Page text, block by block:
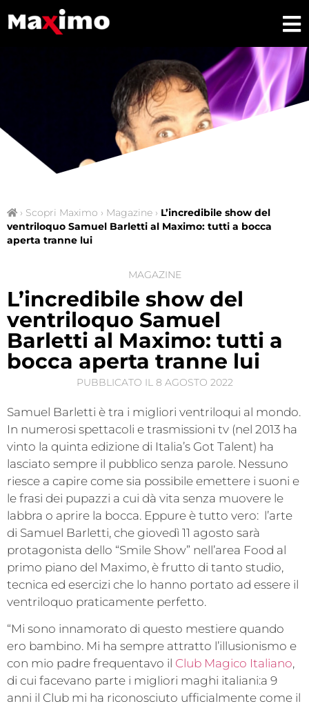
› Scopri Maximo › Magazine › L’incredibile show del
ventriloquo Samuel Barletti al Maximo: tutti a bocca
aperta tranne lui
MAGAZINE
L’incredibile show del
ventriloquo Samuel
Barletti al Maximo: tutti a
bocca aperta tranne lui
PUBBLICATO IL 8 AGOSTO 2022
Samuel Barletti è tra i migliori ventriloqui al mondo.
In numerosi spettacoli e trasmissioni tv (nel 2013 ha
vinto la quinta edizione di Italia’s Got Talent) ha
lasciato sempre il pubblico senza parole. Nessuno
riesce a capire come sia possibile emettere i suoni e
le frasi dei pupazzi a cui dà vita senza muovere le
labbra o aprire la bocca. Eppure è tutto vero: l’arte
di Samuel Barletti, che giovedì 11 agosto sarà
protagonista dello “Smile Show” nell’area Food al
primo piano del Maximo, è frutto di tanto studio,
tecnica ed esercizi che lo hanno portato ad essere il
ventriloquo praticamente perfetto.
“Mi sono innamorato di questo mestiere quando
ero bambino. Mi ha sempre attratto l’illusionismo e
con mio padre frequentavo il Club Magico Italiano,
di cui facevano parte i migliori maghi italiani:a 9
anni il Club mi ha riconosciuto ufficialmente come il